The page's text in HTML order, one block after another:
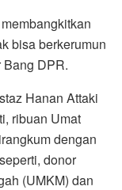
bisa berkerumun
Bang DPR.
Hanan Attaki
ribuan Umat
dengan
donor
(UMKM) dan